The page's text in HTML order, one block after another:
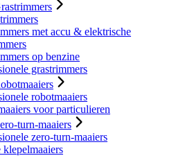
met accu & elektrische
op benzine
grastrimmers
robotmaaiers
voor particulieren
turn-maaiers
zero-turn-maaiers